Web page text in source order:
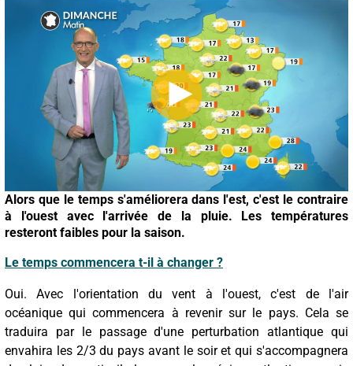
Alors que le temps s'améliorera dans l'est, c'est le contraire
à l'ouest avec l'arrivée de la pluie. Les températures
resteront faibles pour la saison.
Le temps commencera t-il à changer ?
Oui. Avec l'orientation du vent à l'ouest, c'est de l'air
océanique qui commencera à revenir sur le pays. Cela se
traduira par le passage d'une perturbation atlantique qui
envahira les 2/3 du pays avant le soir et qui s'accompagnera